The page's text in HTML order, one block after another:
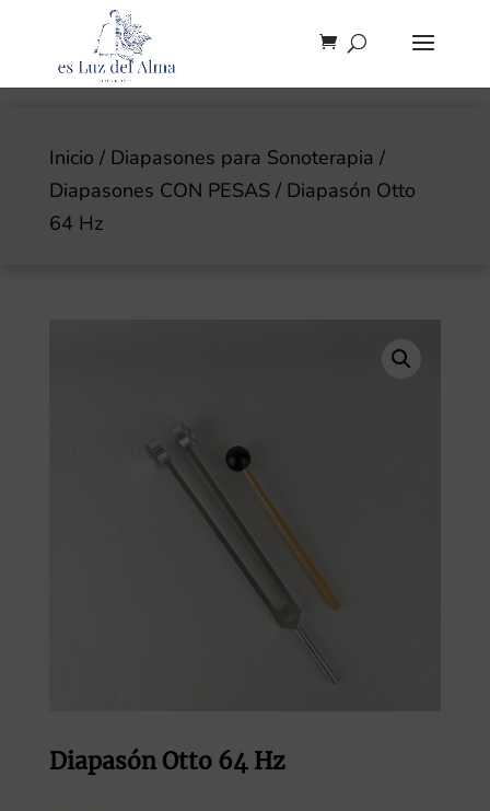
Inicio / Diapasones para Sonoterapia /
Diapasones CON PESAS / Diapasón Otto
64 Hz
Diapasón Otto 64 Hz